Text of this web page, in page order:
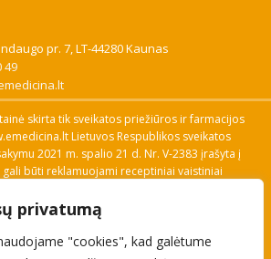
privatumą
"cookies", kad galėtume
pr. 7, LT-44280 Kaunas
49
skirta tik sveikatos priežiūros ir farmacijos
Lietuvos Respublikos sveikatos
2021 m. spalio 21 d. Nr. V-2383 įrašyta į
gali būti reklamuojami receptiniai vaistiniai
Naudingos nuorodos: Vaistų ir medicinos
kainų paieška, VVKT tinklalapis, Sveikatos
specialisto pranešimo apie įtariamą